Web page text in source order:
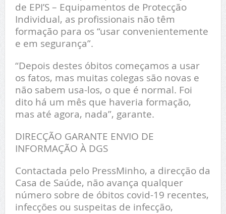
de EPI’S – Equipamentos de Protecção
Individual, as profissionais não têm
formação para os “usar convenientemente
e em segurança”.
“Depois destes óbitos começamos a usar
os fatos, mas muitas colegas são novas e
não sabem usa-los, o que é normal. Foi
dito há um mês que haveria formação,
mas até agora, nada”, garante.
DIRECÇÃO GARANTE ENVIO DE
INFORMAÇÃO À DGS
Contactada pelo PressMinho, a direcção da
Casa de Saúde, não avança qualquer
número sobre de óbitos covid-19 recentes,
infecções ou suspeitas de infecção,